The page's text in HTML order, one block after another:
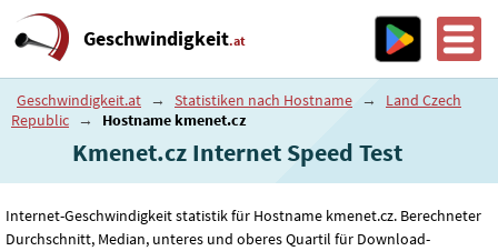
Geschwindigkeit.at
Geschwindigkeit.at → Statistiken nach Hostname →
Land Czech
Republic → Hostname kmenet.cz
Kmenet.cz Internet Speed ​​Test
Internet-Geschwindigkeit statistik für Hostname kmenet.cz. Berechneter
Durchschnitt, Median, unteres und oberes Quartil für Download-